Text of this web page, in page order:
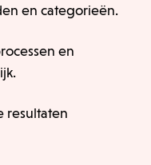
en categorieën.
en
resultaten